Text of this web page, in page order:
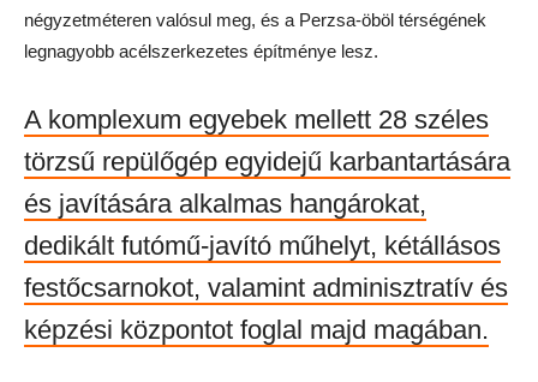
négyzetméteren valósul meg, és a Perzsa-öböl térségének
legnagyobb acélszerkezetes építménye lesz.
A komplexum egyebek mellett 28 széles
törzsű repülőgép egyidejű karbantartására
és javítására alkalmas hangárokat,
dedikált futómű-javító műhelyt, kétállásos
festőcsarnokot, valamint adminisztratív és
képzési központot foglal majd magában.